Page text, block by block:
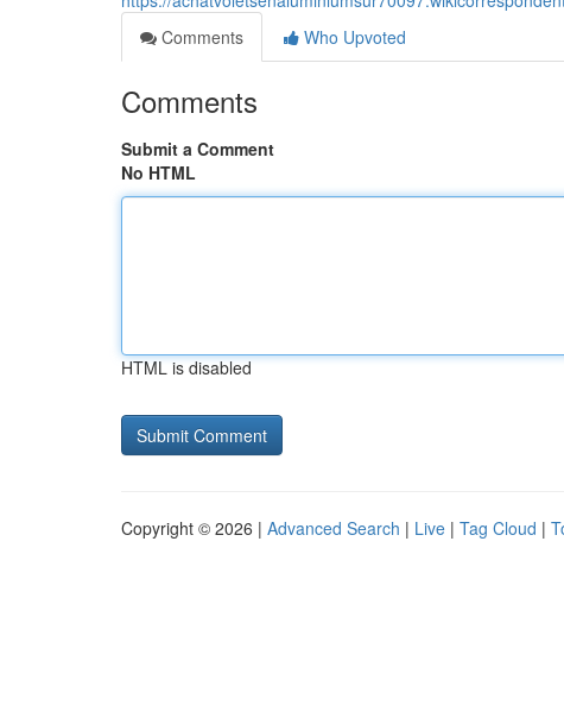
Comments
Who Upvoted
Comments
Submit a Comment
No HTML
HTML is disabled
Copyright © 2026 | Advanced Search | Live | Tag Cloud |